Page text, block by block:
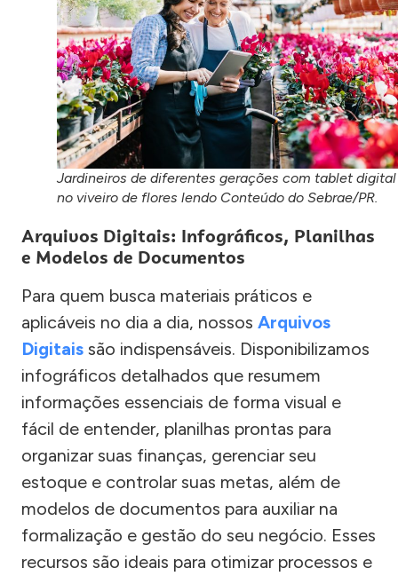
Jardineiros de diferentes gerações com tablet digital
no viveiro de flores lendo Conteúdo do Sebrae/PR.
Arquivos Digitais: Infográficos, Planilhas
e Modelos de Documentos
Para quem busca materiais práticos e
aplicáveis no dia a dia, nossos Arquivos
Digitais são indispensáveis. Disponibilizamos
infográficos detalhados que resumem
informações essenciais de forma visual e
fácil de entender, planilhas prontas para
organizar suas finanças, gerenciar seu
estoque e controlar suas metas, além de
modelos de documentos para auxiliar na
formalização e gestão do seu negócio. Esses
recursos são ideais para otimizar processos e